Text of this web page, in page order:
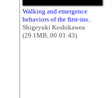
Walking and emergence
behaviors of the first-ins..
Shigeyuki Koshikawea
(29.1MB, 00:01:43)